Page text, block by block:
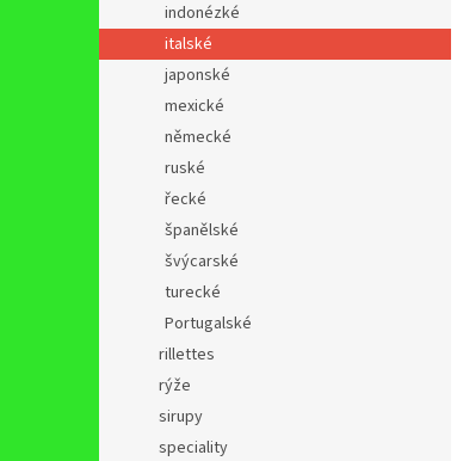
indonézké
italské
japonské
mexické
německé
ruské
řecké
španělské
švýcarské
turecké
Portugalské
rillettes
rýže
sirupy
speciality